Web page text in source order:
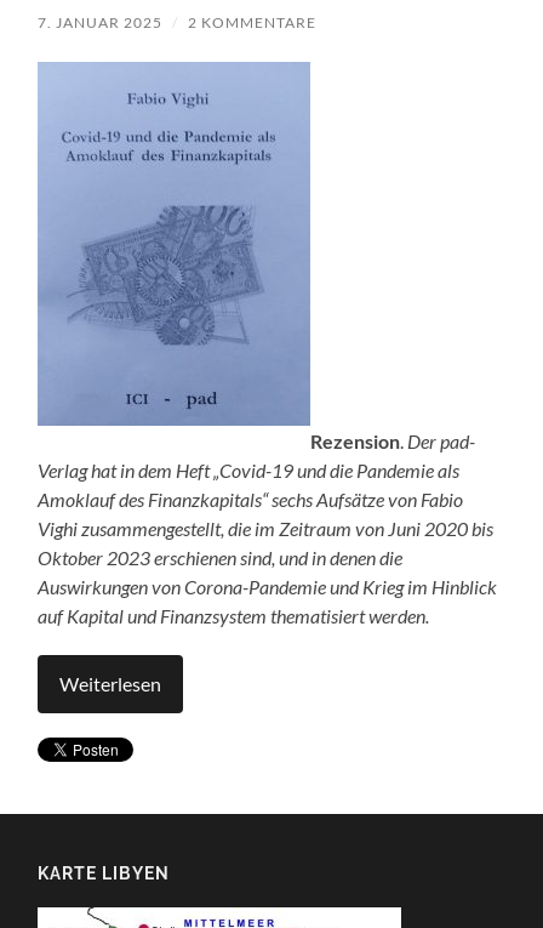
7. JANUAR 2025 / 2 KOMMENTARE
Rezension. Der pad-
Verlag hat in dem Heft „Covid-19 und die Pandemie als
Amoklauf des Finanzkapitals“ sechs Aufsätze von Fabio
Vighi zusammengestellt, die im Zeitraum von Juni 2020 bis
Oktober 2023 erschienen sind, und in denen die
Auswirkungen von Corona-Pandemie und Krieg im Hinblick
auf Kapital und Finanzsystem thematisiert werden.
Weiterlesen
KARTE LIBYEN